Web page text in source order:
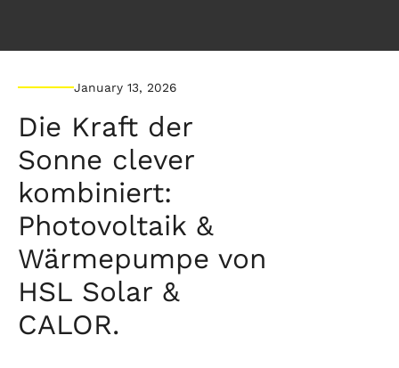
January 13, 2026
Die Kraft der
Sonne clever
kombiniert:
Photovoltaik &
Wärmepumpe von
HSL Solar &
CALOR.